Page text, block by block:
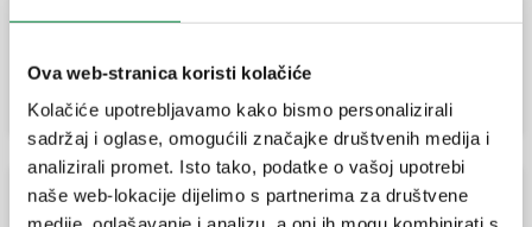
Ova web-stranica koristi kolačiće
Kolačiće upotrebljavamo kako bismo personalizirali
sadržaj i oglase, omogućili značajke društvenih medija i
analizirali promet. Isto tako, podatke o vašoj upotrebi
naše web-lokacije dijelimo s partnerima za društvene
sustave.
DISCAL, Deaerator za solarne toplinske